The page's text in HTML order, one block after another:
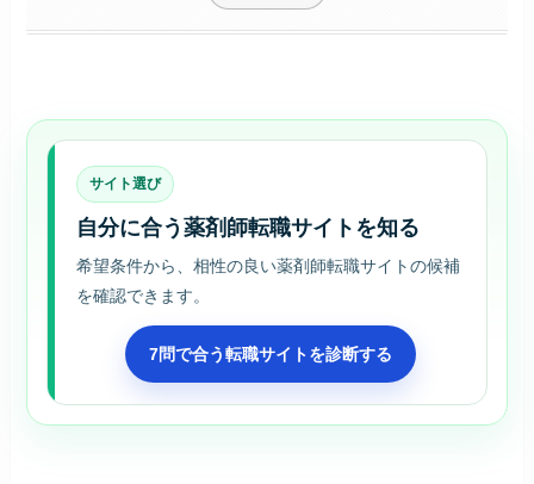
サイト選び
自分に合う薬剤師転職サイトを知る
希望条件から、相性の良い薬剤師転職サイトの候補
を確認できます。
7問で合う転職サイトを診断する